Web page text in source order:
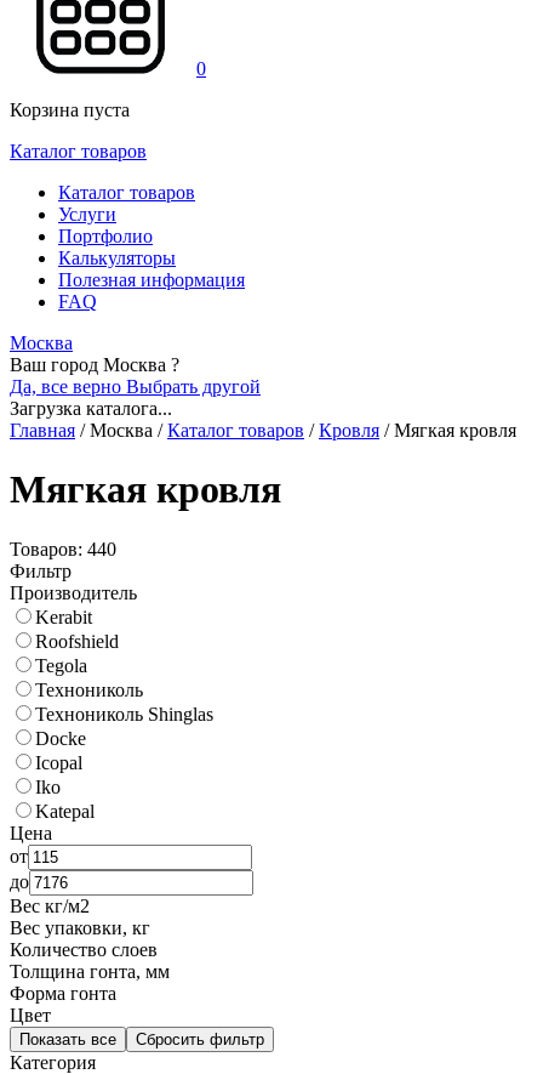
0
Корзина пуста
Каталог товаров
Каталог товаров
Услуги
Портфолио
Калькуляторы
Полезная информация
FAQ
Москва
Ваш город Москва ?
Да, все верно Выбрать другой
Загрузка каталога...
Главная /Москва / Каталог товаров / Кровля /Мягкая кровля
Мягкая кровля
Товаров: 440
Фильтр
Производитель
Kerabit
Roofshield
Tegola
Технониколь
Технониколь Shinglas
Docke
Icopal
Iko
Katepal
Цена
от
до
Вес кг/м2
Вес упаковки, кг
Количество слоев
Толщина гонта, мм
Форма гонта
Цвет
Показать все Сбросить фильтр
Категория